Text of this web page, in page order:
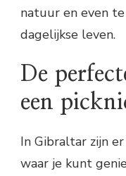
natuur en even
dagelijkse leven.
De
een
In Gibraltar zijn
waar je kunt